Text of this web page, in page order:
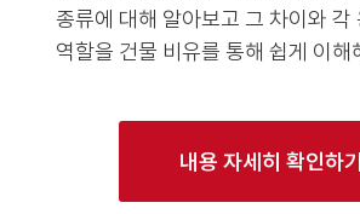
종류에 대해 알아보고 그 차이와 각
역할을 건물 비유를 통해 쉽게 이해
내용 자세히 확인하기